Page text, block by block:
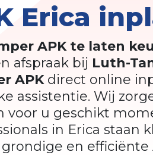
Erica
APK te laten
afspraak bij Luth-
APKdirect online
assistentie. Wij
voor u geschikt
in Erica staan
en efficiënte